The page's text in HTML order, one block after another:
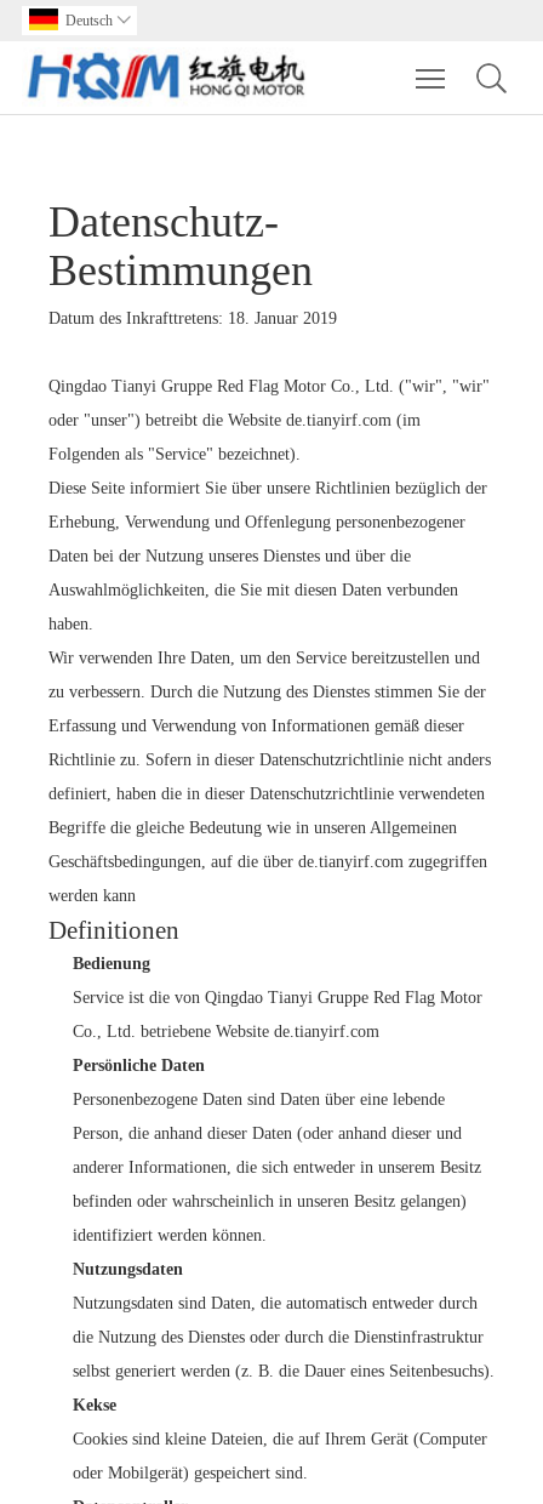
Deutsch 
Toggle
Datenschutz-
Bestimmungen
Datum des Inkrafttretens: 18. Januar 2019
Qingdao Tianyi Gruppe Red Flag Motor Co., Ltd. ("wir", "wir"
oder "unser") betreibt die Website de.tianyirf.com (im
Folgenden als "Service" bezeichnet).
Diese Seite informiert Sie über unsere Richtlinien bezüglich der
Erhebung, Verwendung und Offenlegung personenbezogener
Daten bei der Nutzung unseres Dienstes und über die
Auswahlmöglichkeiten, die Sie mit diesen Daten verbunden
haben.
Wir verwenden Ihre Daten, um den Service bereitzustellen und
zu verbessern. Durch die Nutzung des Dienstes stimmen Sie der
Erfassung und Verwendung von Informationen gemäß dieser
Richtlinie zu. Sofern in dieser Datenschutzrichtlinie nicht anders
definiert, haben die in dieser Datenschutzrichtlinie verwendeten
Begriffe die gleiche Bedeutung wie in unseren Allgemeinen
Geschäftsbedingungen, auf die über de.tianyirf.com zugegriffen
werden kann
Definitionen
Bedienung
Service ist die von Qingdao Tianyi Gruppe Red Flag Motor
Co., Ltd. betriebene Website de.tianyirf.com
Persönliche Daten
Personenbezogene Daten sind Daten über eine lebende
Person, die anhand dieser Daten (oder anhand dieser und
anderer Informationen, die sich entweder in unserem Besitz
befinden oder wahrscheinlich in unseren Besitz gelangen)
identifiziert werden können.
Nutzungsdaten
Nutzungsdaten sind Daten, die automatisch entweder durch
die Nutzung des Dienstes oder durch die Dienstinfrastruktur
selbst generiert werden (z. B. die Dauer eines Seitenbesuchs).
Kekse
Cookies sind kleine Dateien, die auf Ihrem Gerät (Computer
oder Mobilgerät) gespeichert sind.